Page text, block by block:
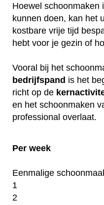
Hoewel schoonmaken
kunnen doen, kan het
kostbare vrije tijd
hebt voor je gezin of
Vooral bij het
bedrijfspand is het
richt op de
en het schoonmaken
professional overlaat.
Per week
Eenmalige
1
2